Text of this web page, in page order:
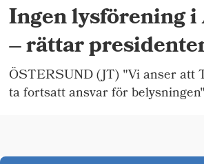
Ingen lysförening
– rättar
ÖSTERSUND (JT) "Vi anser att
ta fortsatt ansvar för belysningen"